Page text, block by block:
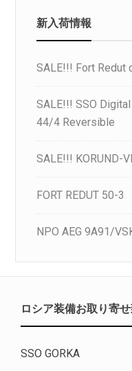
新入荷情報
SALE!!! Fort Redut
SALE!!! SSO
44/4 Reversible
SALE!!! KORUND-
FORT REDUT 50-3
NPO AEG 9A91/
ロシア装備お取り寄
SSO GORKA